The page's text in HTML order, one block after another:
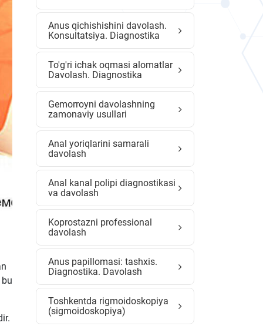
Anus qichishishini davolash.
Konsultatsiya. Diagnostika
To'g'ri ichak oqmasi alomatlar
Davolash. Diagnostika
Gemorroyni davolashning
zamonaviy usullari
Anal yoriqlarini samarali
davolash
Anal kanal polipi diagnostikasi
va davolash
Koprostazni professional
davolash
Anus papillomasi: tashxis.
Diagnostika. Davolash
Toshkentda rigmoidoskopiya
(sigmoidoskopiya)